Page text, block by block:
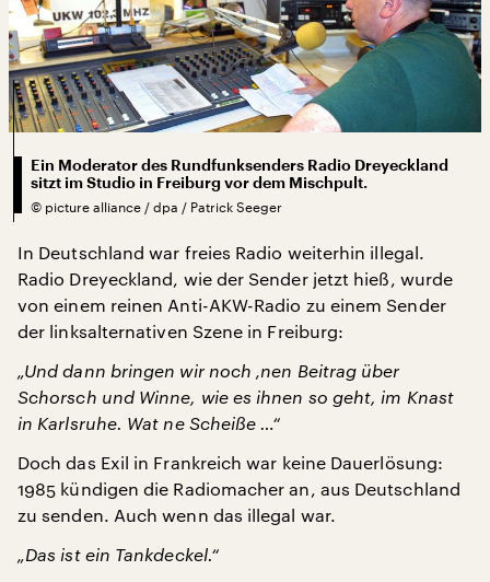
Ein Moderator des Rundfunksenders Radio Dreyeckland
sitzt im Studio in Freiburg vor dem Mischpult.
© picture alliance / dpa / Patrick Seeger
In Deutschland war freies Radio weiterhin illegal.
Radio Dreyeckland, wie der Sender jetzt hieß, wurde
von einem reinen Anti-AKW-Radio zu einem Sender
der linksalternativen Szene in Freiburg:
„Und dann bringen wir noch ‚nen Beitrag über
Schorsch und Winne, wie es ihnen so geht, im Knast
in Karlsruhe. Wat ne Scheiße …“
Doch das Exil in Frankreich war keine Dauerlösung:
1985 kündigen die Radiomacher an, aus Deutschland
zu senden. Auch wenn das illegal war.
„Das ist ein Tankdeckel.“